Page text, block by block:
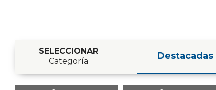
SELECCIONAR
Categoría
Destacadas